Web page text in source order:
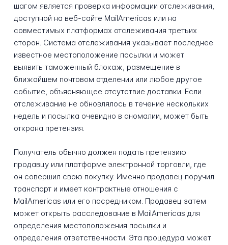
шагом является проверка информации отслеживания,
доступной на веб-сайте MailAmericas или на
совместимых платформах отслеживания третьих
сторон. Система отслеживания указывает последнее
известное местоположение посылки и может
выявить таможенный блокаж, размещение в
ближайшем почтовом отделении или любое другое
событие, объясняющее отсутствие доставки. Если
отслеживание не обновлялось в течение нескольких
недель и посылка очевидно в аномалии, может быть
открана претензия.
Получатель обычно должен подать претензию
продавцу или платформе электронной торговли, где
он совершил свою покупку. Именно продавец поручил
транспорт и имеет контрактные отношения с
MailAmericas или его посредником. Продавец затем
может открыть расследование в MailAmericas для
определения местоположения посылки и
определения ответственности. Эта процедура может